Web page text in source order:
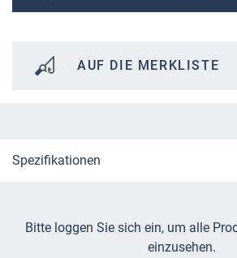
AUF DIE MERKLISTE
Spezifikationen
Bitte loggen Sie sich ein, um alle
einzusehen.